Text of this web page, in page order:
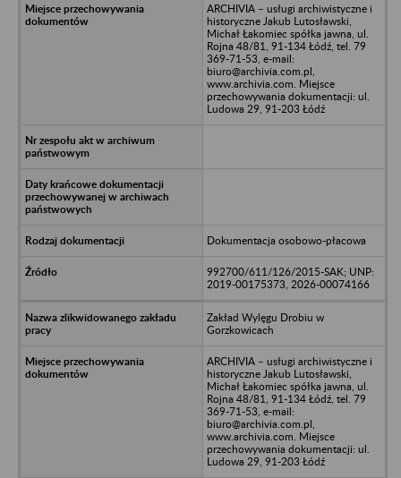
ARCHIVIA – usługi archiwistyczne i
historyczne Jakub Lutosławski,
Michał Łakomiec spółka jawna, ul.
Rojna 48/81, 91-134 Łódź, tel. 79
369-71-53, e-mail:
biuro@archivia.com.pl,
www.archivia.com. Miejsce
przechowywania dokumentacji: ul.
Ludowa 29, 91-203 Łódź
Dokumentacja osobowo-płacowa
992700/611/126/2015-SAK; UNP:
2019-00175373, 2026-00074166
Zakład Wylęgu Drobiu w
Gorzkowicach
ARCHIVIA – usługi archiwistyczne i
historyczne Jakub Lutosławski,
Michał Łakomiec spółka jawna, ul.
Rojna 48/81, 91-134 Łódź, tel. 79
369-71-53, e-mail:
biuro@archivia.com.pl,
www.archivia.com. Miejsce
przechowywania dokumentacji: ul.
Ludowa 29, 91-203 Łódź